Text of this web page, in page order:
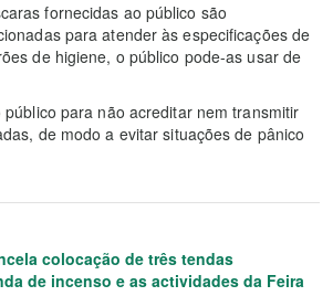
fornecidas ao público são
para atender às especificações de
de higiene, o público pode-as usar de
para não acreditar nem transmitir
de modo a evitar situações de pânico
colocação de três tendas
de incenso e as actividades da Feira